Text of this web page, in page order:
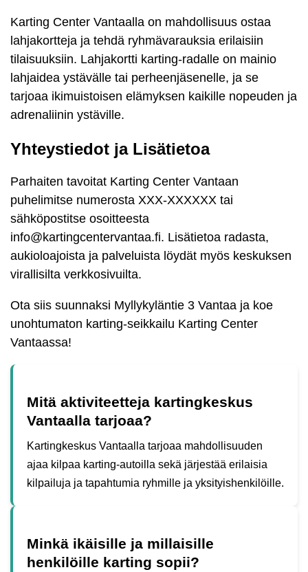
Karting Center Vantaalla on mahdollisuus ostaa
lahjakortteja ja tehdä ryhmävarauksia erilaisiin
tilaisuuksiin. Lahjakortti karting-radalle on mainio
lahjaidea ystävälle tai perheenjäsenelle, ja se
tarjoaa ikimuistoisen elämyksen kaikille nopeuden ja
adrenaliinin ystäville.
Yhteystiedot ja Lisätietoa
Parhaiten tavoitat Karting Center Vantaan
puhelimitse numerosta XXX-XXXXXX tai
sähköpostitse osoitteesta
info@kartingcentervantaa.fi. Lisätietoa radasta,
aukioloajoista ja palveluista löydät myös keskuksen
virallisilta verkkosivuilta.
Ota siis suunnaksi Myllykyläntie 3 Vantaa ja koe
unohtumaton karting-seikkailu Karting Center
Vantaassa!
Mitä aktiviteetteja kartingkeskus
Vantaalla tarjoaa?
Kartingkeskus Vantaalla tarjoaa mahdollisuuden
ajaa kilpaa karting-autoilla sekä järjestää erilaisia
kilpailuja ja tapahtumia ryhmille ja yksityishenkilöille.
Minkä ikäisille ja millaisille
henkilöille karting sopii?